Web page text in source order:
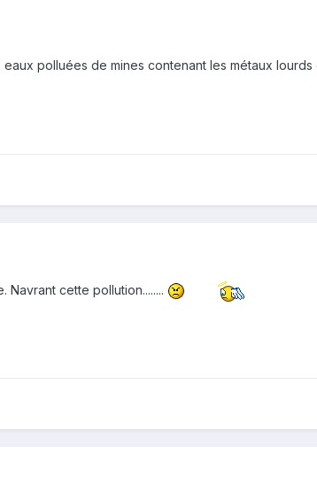
polluées de mines contenant les métaux
cette pollution........